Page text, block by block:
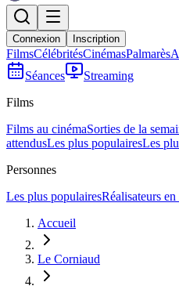
Connexion Inscription
FilmsCélébritésCinémasPalmarès
Séances
Streaming
Films
Films au cinémaSorties de la
attendusLes plus populairesLes
Personnes
Les plus populairesRéalisateurs en
Accueil
Le Corniaud